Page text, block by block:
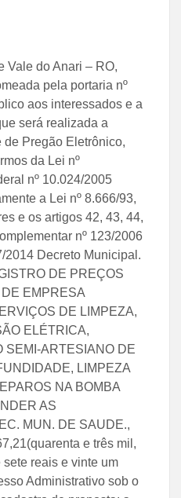
Vale do Anari – RO,
pela portaria nº
aos interessados e a
será realizada a
de Pregão Eletrônico,
da Lei nº
nº 10.024/2005
a Lei nº 8.666/93,
e os artigos 42, 43, 44,
nº 123/2006
2014 Decreto Municipal.
DE PREÇOS
EMPRESA
DE LIMPEZA,
ELÉTRICA,
SEMI-ARTESIANO DE
LIMPEZA
NA BOMBA
AS
MUN. DE SAUDE.,
e três mil,
reais e vinte um
Administrativo sob o